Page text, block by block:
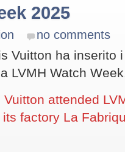
2025
no comments
Vuitton ha inserito
LVMH Watch
attended
factory La